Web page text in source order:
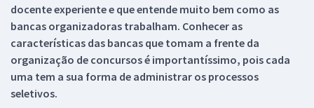
docente experiente e que entende muito bem como as
bancas organizadoras trabalham. Conhecer as
características das bancas que tomam a frente da
organização de concursos é importantíssimo, pois cada
uma tem a sua forma de administrar os processos
seletivos.